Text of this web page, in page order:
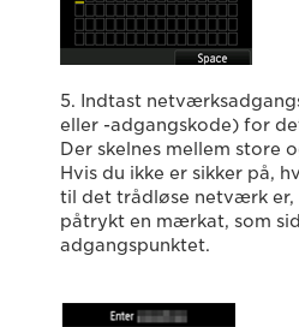
5. Indtast
eller -adgangskode) for
Der skelnes mellem store
Hvis du ikke er sikker på,
til det trådløse netværk er,
påtrykt en mærkat, som
adgangspunktet.